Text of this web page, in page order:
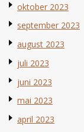
oktober 2023
september 2023
august 2023
juli 2023
juni 2023
mai 2023
april 2023